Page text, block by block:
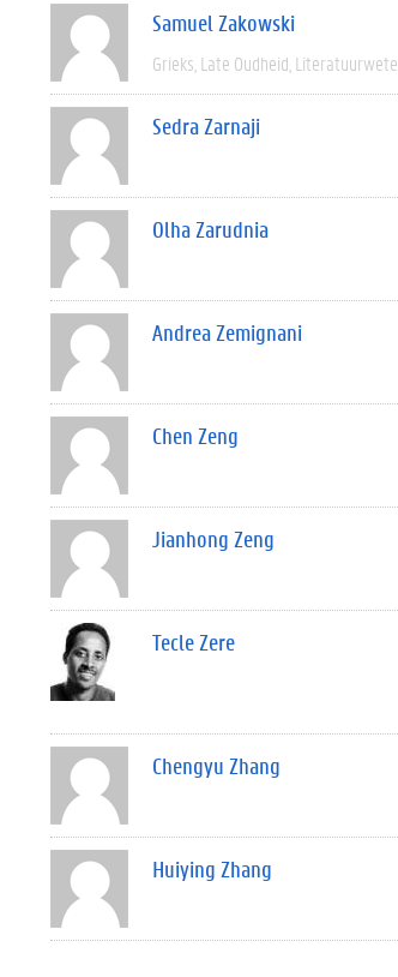
Samuel Zakowski
Grieks Late Oudheid
Sedra Zarnaji
Olha Zarudnia
Andrea Zemignani
Chen Zeng
Jianhong Zeng
Tecle Zere
Chengyu Zhang
Huiying Zhang